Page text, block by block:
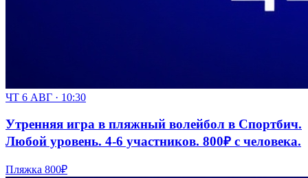
ЧТ 6 АВГ · 10:30
Утренняя игра в пляжный волейбол в Спортбич.
Любой уровень. 4-6 участников. 800₽ с человека.
Пляжка 800₽